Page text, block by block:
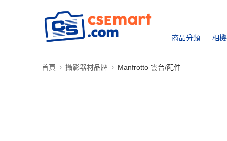
商品分類 相
首頁 攝影器材品牌 Manfrotto 雲台/配件